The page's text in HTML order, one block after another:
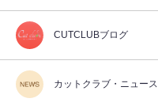
CUTCLUBブログ
カットクラブ・ニュース